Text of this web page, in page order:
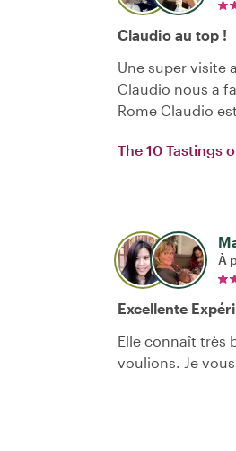
Claudio au top !
Une super visite
Claudio nous a
Rome Claudio
The 10 Tastings
À
Excellente
Elle connaît très
voulions. Je